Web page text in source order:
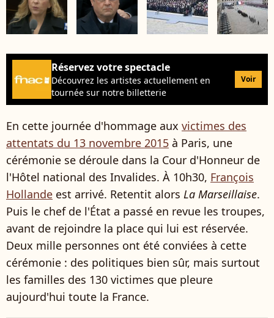
Réservez votre spectacle
Découvrez les artistes actuellement en
tournée sur notre billetterie
Voir
En cette journée d'hommage aux victimes des
attentats du 13 novembre 2015 à Paris, une
cérémonie se déroule dans la Cour d'Honneur de
l'Hôtel national des Invalides. À 10h30, François
Hollande est arrivé. Retentit alors La Marseillaise.
Puis le chef de l'État a passé en revue les troupes,
avant de rejoindre la place qui lui est réservée.
Deux mille personnes ont été conviées à cette
cérémonie : des politiques bien sûr, mais surtout
les familles des 130 victimes que pleure
aujourd'hui toute la France.